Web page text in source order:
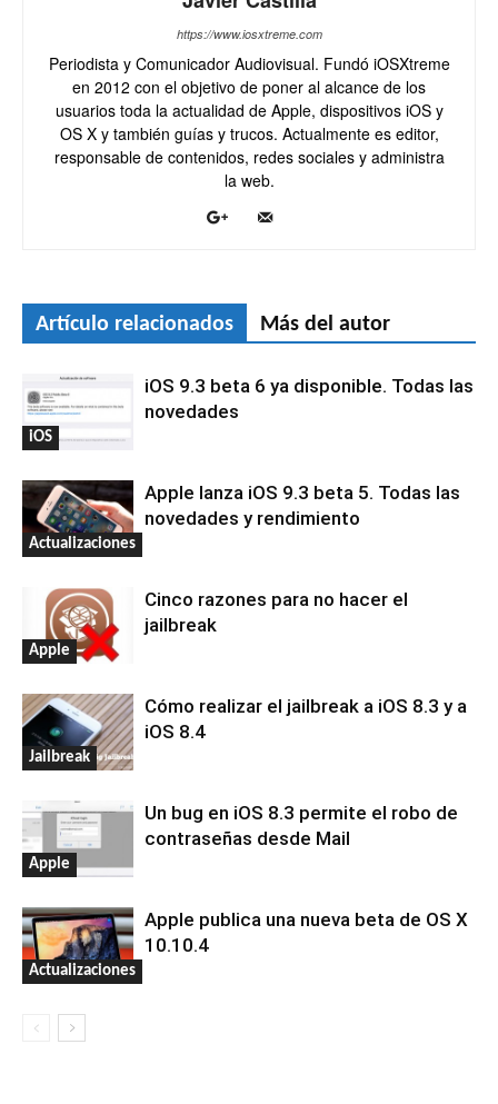
https://www.iosxtreme.com
Periodista y Comunicador Audiovisual. Fundó iOSXtreme
en 2012 con el objetivo de poner al alcance de los
usuarios toda la actualidad de Apple, dispositivos iOS y
OS X y también guías y trucos. Actualmente es editor,
responsable de contenidos, redes sociales y administra
la web.
Artículo relacionados Más del autor
iOS
iOS 9.3 beta 6 ya disponible. Todas las
novedades
Actualizaciones
Apple lanza iOS 9.3 beta 5. Todas las
novedades y rendimiento
Apple
Cinco razones para no hacer el
jailbreak
Jailbreak
Cómo realizar el jailbreak a iOS 8.3 y a
iOS 8.4
Apple
Un bug en iOS 8.3 permite el robo de
contraseñas desde Mail
Actualizaciones
Apple publica una nueva beta de OS X
10.10.4